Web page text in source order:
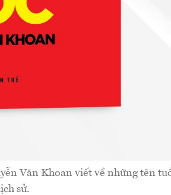
Văn Khoan viết về những tên
sử.